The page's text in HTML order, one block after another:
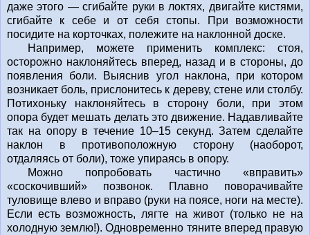
даже этого — сгибайте руки в локтях, двигайте кистями,
сгибайте к себе и от себя стопы. При возможности
посидите на корточках, полежите на наклонной доске.
Например, можете применить комплекс: стоя,
осторожно наклоняйтесь вперед, назад и в стороны, до
появления боли. Выяснив угол наклона, при котором
возникает боль, прислонитесь к дереву, стене или столбу.
Потихоньку наклоняйтесь в сторону боли, при этом
опора будет мешать делать это движение. Надавливайте
так на опору в течение 10–15 секунд. Затем сделайте
наклон в противоположную сторону (наоборот,
отдаляясь от боли), тоже упираясь в опору.
Можно попробовать частично «вправить»
«соскочивший» позвонок. Плавно поворачивайте
туловище влево и вправо (руки на поясе, ноги на месте).
Если есть возможность, лягте на живот (только не на
холодную землю!). Одновременно тяните вперед правую